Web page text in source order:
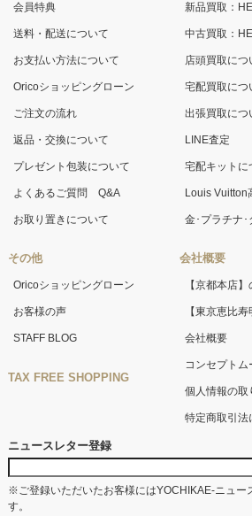
会員特典
送料・配送について
お支払い方法について
Oricoショッピングローン
ご注文の流れ
返品・交換について
プレゼント包装について
よくあるご質問 Q&A
お取り置きについて
その他
Oricoショッピングローン
お客様の声
STAFF BLOG
TAX FREE SHOPPING
新品買取：
中古買取：
店頭買取につ
宅配買取につ
出張買取につ
LINE査定
宅配キットに
Louis Vuitton
金･プラチナ･
会社概要
【京都本店
【東京恵比
会社概要
コンセプトム
個人情報の取
特定商取引法
ニュースレター登録
※ご登録いただいたお客様にはYOCHIKAE-ニュー
す。